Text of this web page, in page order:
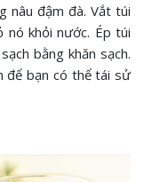
nâu đậm đà. Vắt túi
khỏi nước. Ép túi
bằng khăn sạch.
để bạn có thể tái sử